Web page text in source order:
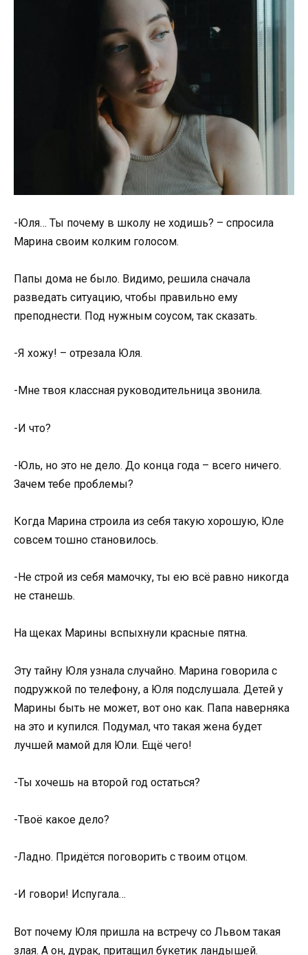
-Юля… Ты почему в школу не ходишь? – спросила
Марина своим колким голосом.
Папы дома не было. Видимо, решила сначала
разведать ситуацию, чтобы правильно ему
преподнести. Под нужным соусом, так сказать.
-Я хожу! – отрезала Юля.
-Мне твоя классная руководительница звонила.
-И что?
-Юль, но это не дело. До конца года – всего ничего.
Зачем тебе проблемы?
Когда Марина строила из себя такую хорошую, Юле
совсем тошно становилось.
-Не строй из себя мамочку, ты ею всё равно никогда
не станешь.
На щеках Марины вспыхнули красные пятна.
Эту тайну Юля узнала случайно. Марина говорила с
подружкой по телефону, а Юля подслушала. Детей у
Марины быть не может, вот оно как. Папа наверняка
на это и купился. Подумал, что такая жена будет
лучшей мамой для Юли. Ещё чего!
-Ты хочешь на второй год остаться?
-Твоё какое дело?
-Ладно. Придётся поговорить с твоим отцом.
-И говори! Испугала…
Вот почему Юля пришла на встречу со Львом такая
злая. А он, дурак, притащил букетик ландышей.